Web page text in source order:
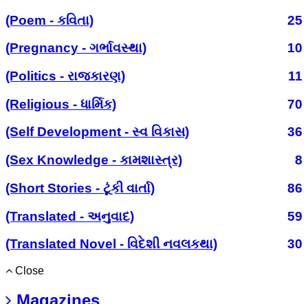
(Poem - કવિતા)
25
(Pregnancy - ગર્ભાવસ્થા)
10
(Politics - રાજકારણ)
11
(Religious - ધાર્મિક)
70
(Self Development - સ્વ વિકાસ)
36
(Sex Knowledge - કામશાસ્ત્ર)
8
(Short Stories - ટૂંકી વાર્તા)
86
(Translated - અનુવાદ)
59
(Translated Novel - વિદેશી નવલકથા)
30
Close
Magazines